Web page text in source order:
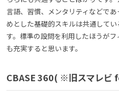
言語、習慣、メンタリティなどで
めとした基礎的スキルは共通して
す。標準の設問を利用したほうが
も充実すると思います。
CBASE 360( ※旧スマレビ